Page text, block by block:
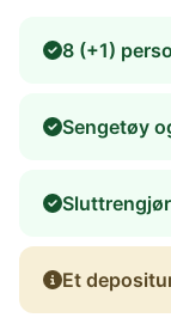
8 (+1)
Sengetøy
Et